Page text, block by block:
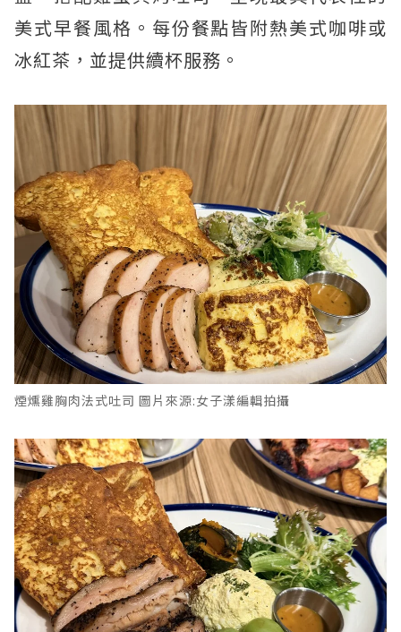
美式早餐風格。每份餐點皆附熱美式咖啡或
冰紅茶，並提供續杯服務。
煙燻雞胸肉法式吐司 圖片來源:女子漾編輯拍攝